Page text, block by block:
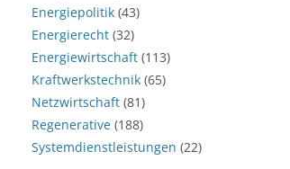
Energiepolitik (43)
Energierecht (32)
Energiewirtschaft (113)
Kraftwerkstechnik (65)
Netzwirtschaft (81)
Regenerative (188)
Systemdienstleistungen (22)